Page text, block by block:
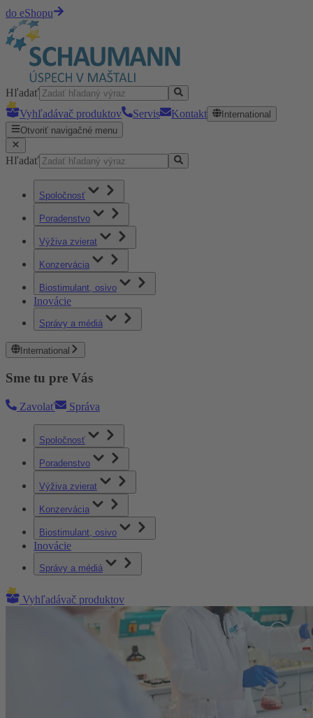
do eShopu
Hľadať
Vyhľadávač produktov
Servis Kontakt
International
Otvoriť navigačné menu
Hľadať
Spoločnosť
Poradenstvo
Výživa zvierat
Konzervácia
Biostimulant, osivo
Inovácie
Správy a médiá
International
Sme tu pre Vás
Zavolať Správa
Spoločnosť
Poradenstvo
Výživa zvierat
Konzervácia
Biostimulant, osivo
Inovácie
Správy a médiá
Vyhľadávač produktov